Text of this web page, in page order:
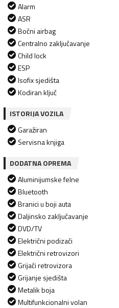
Alarm
ASR
Bočni airbag
Centralno zaključavanje
Child lock
ESP
Isofix sjedišta
Kodiran ključ
ISTORIJA VOZILA
Garažiran
Servisna knjiga
DODATNA OPREMA
Aluminijumske felne
Bluetooth
Branici u boji auta
Daljinsko zaključavanje
DVD/TV
Električni podizači
Električni retrovizori
Grijači retrovizora
Grijanje sjedišta
Metalik boja
Multifunkcionalni volan